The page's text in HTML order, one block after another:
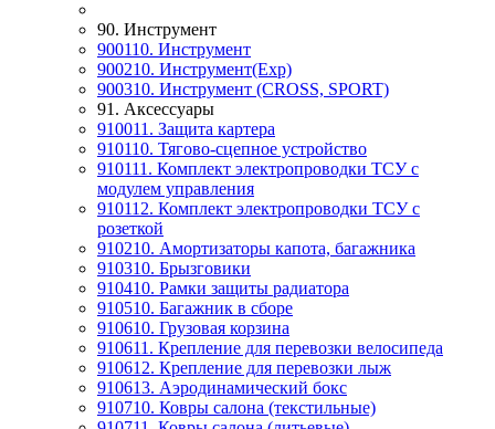
90. Инструмент
900110. Инструмент
900210. Инструмент(Exp)
900310. Инструмент (CROSS, SPORT)
91. Аксессуары
910011. Защита картера
910110. Тягово-сцепное устройство
910111. Комплект электропроводки ТСУ с
модулем управления
910112. Комплект электропроводки ТСУ с
розеткой
910210. Амортизаторы капота, багажника
910310. Брызговики
910410. Рамки защиты радиатора
910510. Багажник в сборе
910610. Грузовая корзина
910611. Крепление для перевозки велосипеда
910612. Крепление для перевозки лыж
910613. Аэродинамический бокс
910710. Ковры салона (текстильные)